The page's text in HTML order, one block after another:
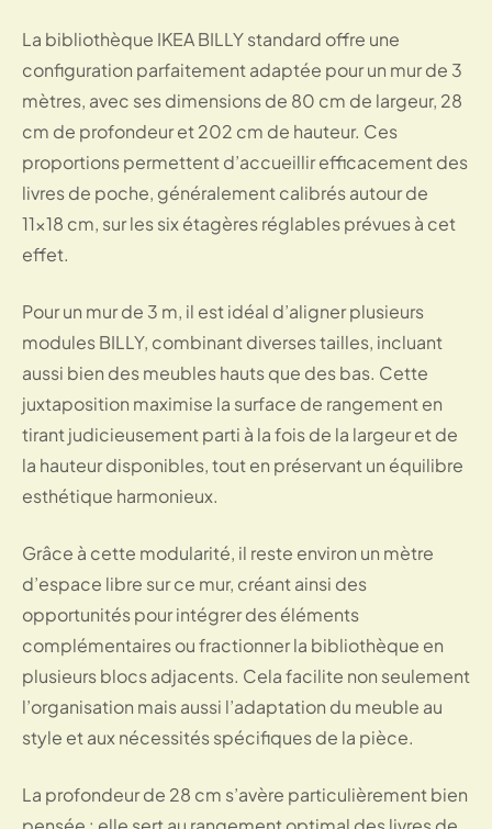
La bibliothèque IKEA BILLY standard offre une
configuration parfaitement adaptée pour un mur de 3
mètres, avec ses dimensions de 80 cm de largeur, 28
cm de profondeur et 202 cm de hauteur. Ces
proportions permettent d’accueillir efficacement des
livres de poche, généralement calibrés autour de
11x18 cm, sur les six étagères réglables prévues à cet
effet.
Pour un mur de 3 m, il est idéal d’aligner plusieurs
modules BILLY, combinant diverses tailles, incluant
aussi bien des meubles hauts que des bas. Cette
juxtaposition maximise la surface de rangement en
tirant judicieuse­ment parti à la fois de la largeur et de
la hauteur disponibles, tout en préservant un équilibre
esthétique harmonieux.
Grâce à cette modularité, il reste environ un mètre
d’espace libre sur ce mur, créant ainsi des
opportunités pour intégrer des éléments
complémentaires ou fractionner la bibliothèque en
plusieurs blocs adjacents. Cela facilite non seulement
l’organisation mais aussi l’adaptation du meuble au
style et aux nécessités spécifiques de la pièce.
La profondeur de 28 cm s’avère particulièrement bien